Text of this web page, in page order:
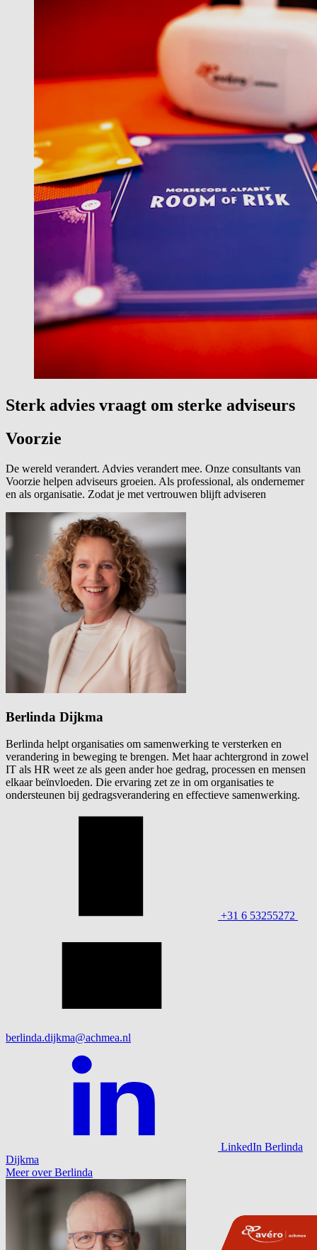
Sterk advies vraagt om sterke adviseurs
Voorzie
De wereld verandert. Advies verandert mee. Onze consultants van
Voorzie helpen adviseurs groeien. Als professional, als ondernemer
en als organisatie. Zodat je met vertrouwen blijft adviseren
Berlinda Dijkma
Berlinda helpt organisaties om samenwerking te versterken en
verandering in beweging te brengen. Met haar achtergrond in zowel
IT als HR weet ze als geen ander hoe gedrag, processen en mensen
elkaar beïnvloeden. Die ervaring zet ze in om organisaties te
ondersteunen bij gedragsverandering en effectieve samenwerking.
+31 6 53255272
berlinda.dijkma@achmea.nl
LinkedIn Berlinda
Dijkma
Meer over Berlinda